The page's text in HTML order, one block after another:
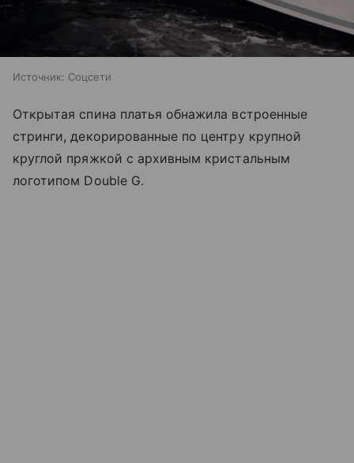
Источник: Соцсети
Открытая спина платья обнажила встроенные
стринги, декорированные по центру крупной
круглой пряжкой с архивным кристальным
логотипом Double G.